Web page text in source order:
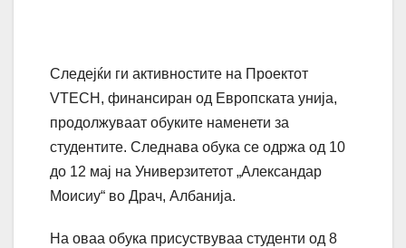
Следејќи ги активностите на Проектот
VTECH, финансиран од Европската унија,
продолжуваат обуките наменети за
студентите. Следнава обука се одржа од 10
до 12 мај на Универзитетот „Александар
Моисиу“ во Драч, Албанија.
На оваа обука присуствуваа студенти од 8